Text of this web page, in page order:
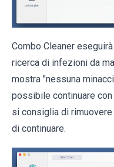
Combo Cleaner
ricerca di infezioni da
mostra "nessuna
possibile continuare
si consiglia di
di continuare.